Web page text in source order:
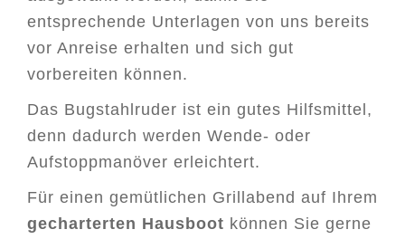
entsprechende Unterlagen von uns bereits
vor Anreise erhalten und sich gut
vorbereiten können.
Das Bugstahlruder ist ein gutes Hilfsmittel,
denn dadurch werden Wende- oder
Aufstoppmanöver erleichtert.
Für einen gemütlichen Grillabend auf Ihrem
gecharterten Hausboot können Sie gerne